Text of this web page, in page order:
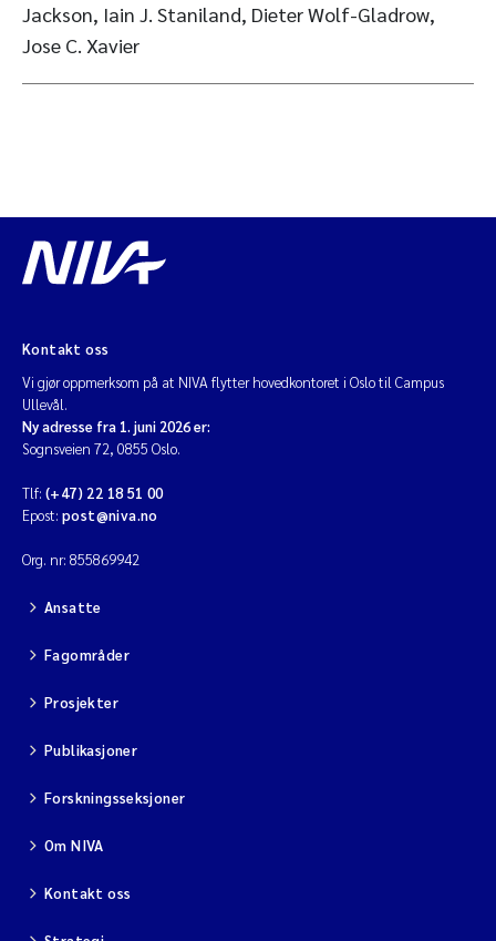
Jackson, Iain J. Staniland, Dieter Wolf-Gladrow,
Jose C. Xavier
Kontakt oss
Vi gjør oppmerksom på at NIVA flytter hovedkontoret i Oslo til Campus
Ullevål.
Ny adresse fra 1. juni 2026 er:
Sognsveien 72, 0855 Oslo.
Tlf: (+47) 22 18 51 00
Epost: post@niva.no
Org. nr: 855869942
Ansatte
Fagområder
Prosjekter
Publikasjoner
Forskningsseksjoner
Om NIVA
Kontakt oss